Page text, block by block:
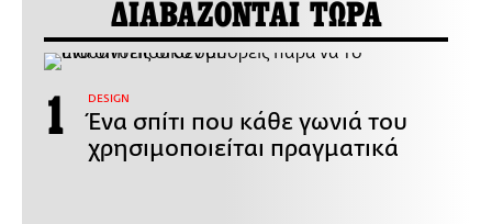
ΔΙΑΒΑΖΟΝΤΑΙ ΤΩΡΑ
DESIGN
Ένα σπίτι που κάθε γωνιά του
χρησιμοποιείται πραγματικά